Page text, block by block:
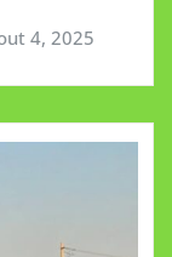
4, 2025